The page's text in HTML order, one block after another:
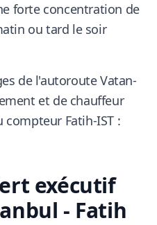
forte concentration de
ou tard le soir
de l'autoroute Vatan-
et de chauffeur
Fatih-IST :
exécutif
- Fatih